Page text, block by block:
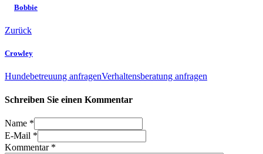
Bobbie
Zurück
Crowley
Hundebetreuung anfragenVerhaltensberatung anfragen
Schreiben Sie einen Kommentar
Name *
E-Mail *
Kommentar *